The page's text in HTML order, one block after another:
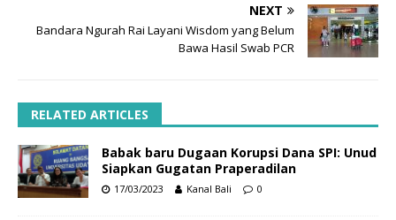
NEXT
Bandara Ngurah Rai Layani Wisdom yang Belum
Bawa Hasil Swab PCR
RELATED ARTICLES
Babak baru Dugaan Korupsi Dana SPI: Unud
Siapkan Gugatan Praperadilan
17/03/2023 Kanal Bali 0